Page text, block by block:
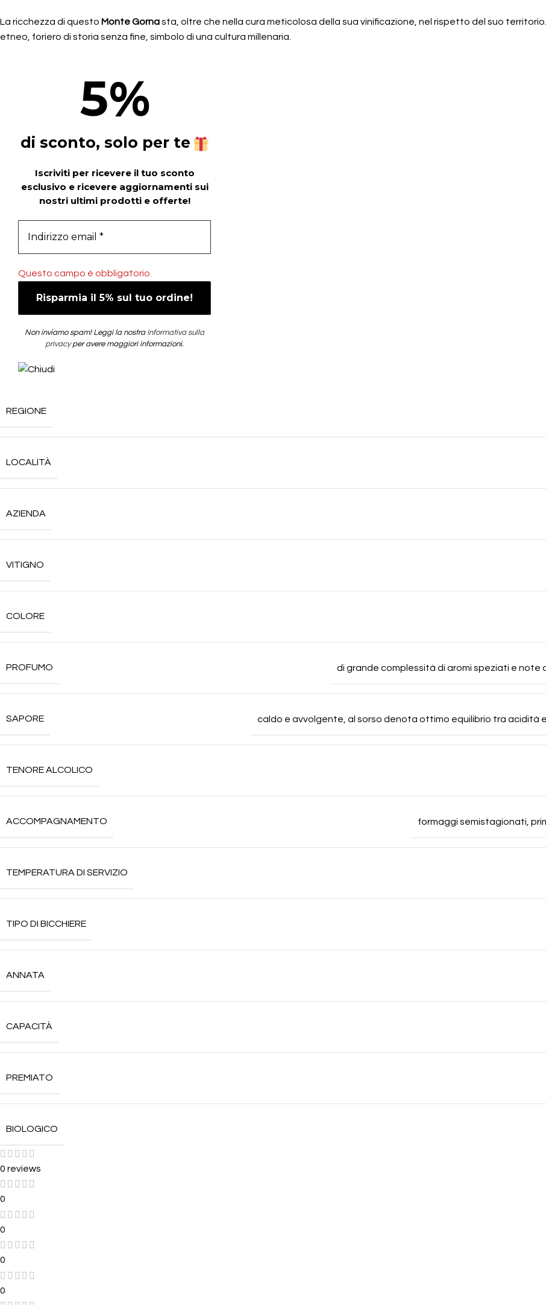
La ricchezza di questo Monte Gornasta, oltre che nella cura meticolosa della sua vinificazione, nel rispetto del suo
etneo, foriero di storia senza fine, simbolo di una cultura millenaria.
5%
di sconto, solo per te
Iscriviti per ricevere il tuo sconto
esclusivo e ricevere aggiornamenti sui
nostri ultimi prodotti e offerte!
Questo campo è obbligatorio.
Non inviamo spam! Leggi la nostra Informativa sulla
privacyper avere maggiori informazioni.
REGIONE
LOCALITÀ
AZIENDA
VITIGNO
COLORE
PROFUMO di grande complessità di aromi speziati e note
SAPORE caldo e avvolgente, al sorso denota ottimo equilibrio tra acidità
TENORE ALCOLICO
ACCOMPAGNAMENTO formaggi semistagionati,
TEMPERATURA DI SERVIZIO
TIPO DI BICCHIERE
ANNATA
CAPACITÀ
PREMIATO
BIOLOGICO
0 reviews
0
0
0
0